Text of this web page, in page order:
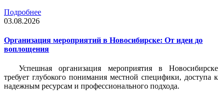
Подробнее
03.08.2026
Организация мероприятий в Новосибирске: От идеи до
воплощения
Успешная организация мероприятия в Новосибирске
требует глубокого понимания местной специфики, доступа к
надежным ресурсам и профессионального подхода.